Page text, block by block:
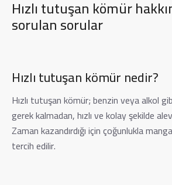
Hızlı tutuşan kömür
sorulan sorular
Hızlı tutuşan kömür nedir?
Hızlı tutuşan kömür; benzin veya alkol
gerek kalmadan, hızlı ve kolay şekilde
Zaman kazandırdığı için çoğunlukla
tercih edilir.